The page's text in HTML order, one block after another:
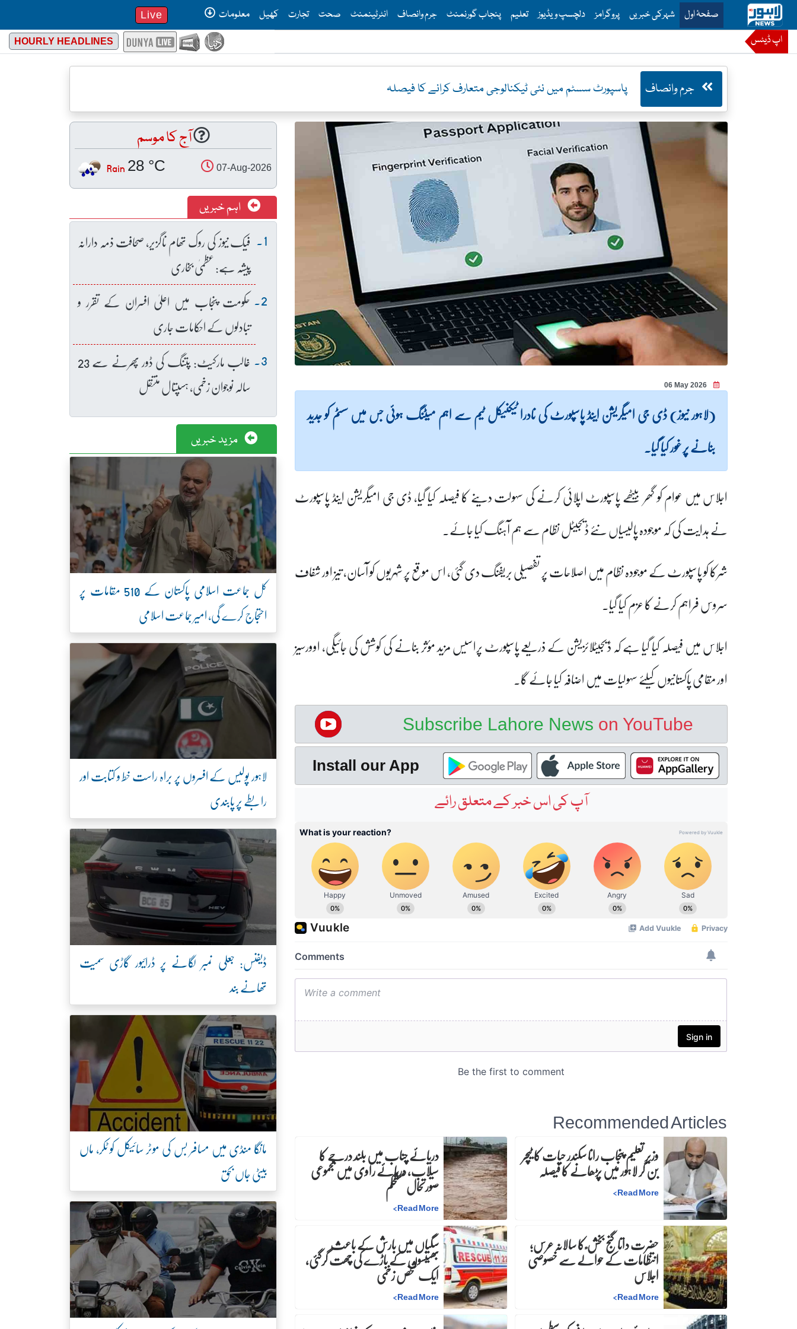
صفحۂ اولThis is the main menu for Lahore News
شہرکی خبریں پروگرامز دلچسپ ویڈیوز تعلیم پنجاب گورنمنٹ جرم وانصاف انٹرٹینمنٹ صحت تجارت کھیل معلومات Live
اپ ڈیٹس HOURLY HEADLINES
پاسپورٹ سسٹم میں نئی ٹیکنالوجی متعارف کرانے کا فیصلہ
06 May 2026
(لاہور نیوز) ڈی جی امیگریشن اینڈ پاسپورٹ کی نادرا ٹیکنیکل ٹیم سے اہم میٹنگ ہوئی جس میں سسٹم کو جدید
بنانے پر غور کیا گیا۔
اجلاس میں عوام کو گھر بیٹھے پاسپورٹ اپلائی کرنے کی سہولت دینے کا فیصلہ کیا گیا، ڈی جی امیگریشن اینڈ پاسپورٹ
نے ہدایت کی کہ موجودہ پالیسیاں نئے ڈیجیٹل نظام سے ہم آہنگ کیا جائے۔
شرکا کو پاسپورٹ کے موجودہ نظام میں اصلاحات پر تفصیلی بریفنگ دی گئی، اس موقع پر شہریوں کو آسان، تیز اور شفاف
سروس فراہم کرنے کا عزم کیا گیا۔
اجلاس میں فیصلہ کیا گیا ہے کہ ڈیجیٹلائزیشن کے ذریعے پاسپورٹ پراسیس مزید مؤثر بنانے کی کوشش کی جائیگی، اوورسیز
اور مقامی پاکستانیوں کیلئے سہولیات میں اضافہ کیا جائے گا۔
Subscribe Lahore News on YouTube
Install our App
آپ کی اس خبر کے متعلق رائے
Recommended Articles
وزیرِ تعلیم پنجاب رانا سکندر حیات کا ٹیچر
بن کر لاہور میں پڑھانے کا فیصلہ
Read More
>
دریائے چناب میں بلند درجے کا
سیلاب، دریائے راوی میں مجموعی
صورتحال مستحکم
Read More
>
حضرت داتا گنج بخش ؒ کا سالانہ عرس;
انتظامات کے حوالے سے خصوصی
اجلاس
Read More
>
سگیاں میں بارش کے باعث
بھینسوں کے باڑے کی چھت گرگئی،
ایک شخص زخمی
Read More
>
آج کا موسم
07-Aug-2026
28 °C
Rain
اہم خبریں
فیک نیوز کی روک تھام ناگزیر، صحافت ذمہ دارانہ
پیشہ ہے: عظمیٰ بخاری
حکومت پنجاب میں اعلیٰ افسران کے تقرر و
تبادلوں کے احکامات جاری
غالب مارکیٹ: پتنگ کی ڈور پھرنے سے 23
سالہ نوجوان زخمی، ہسپتال منتقل
مزید خبریں
کل جماعت اسلامی پاکستان کے 510 مقامات پر
احتجاج کرے گی، امیر جماعت اسلامی
لاہور پولیس کے افسروں پر براہ راست خط و کتابت اور
رابطے پر پابندی
ڈیفنس: جعلی نمبر لگانے پر ڈرائیور گاڑی سمیت
تھانے بند
مانگا منڈی میں مسافر بس کی موٹر سائیکل کو ٹکر، ماں
بیٹی جاں بحق